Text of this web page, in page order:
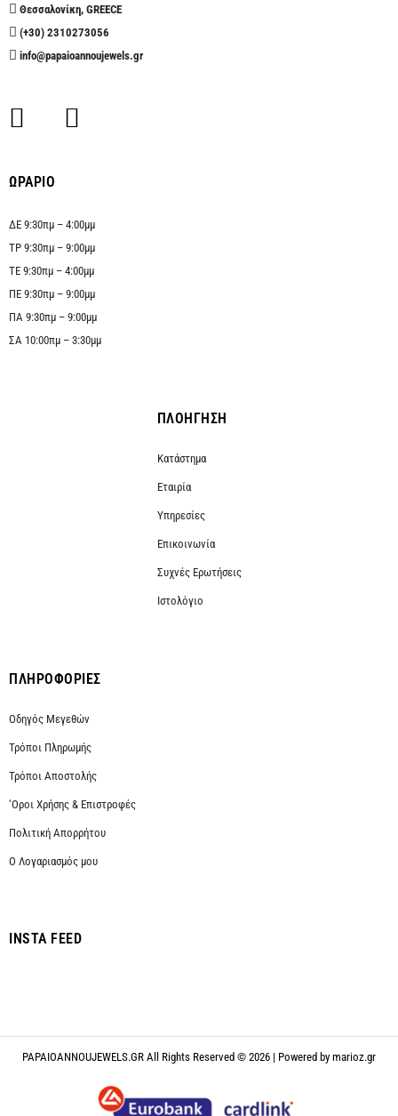
Θεσσαλονίκη, GREECE
(+30) 2310273056
info@papaioannoujewels.gr
ΩΡΑΡΙΟ
ΔΕ 9:30πμ – 4:00μμ
ΤΡ 9:30πμ – 9:00μμ
ΤΕ 9:30πμ – 4:00μμ
ΠΕ 9:30πμ – 9:00μμ
ΠΑ 9:30πμ – 9:00μμ
ΣΑ 10:00πμ – 3:30μμ
ΠΛΟΗΓΗΣΗ
Κατάστημα
Εταιρία
Υπηρεσίες
Επικοινωνία
Συχνές Ερωτήσεις
Ιστολόγιο
ΠΛΗΡΟΦΟΡΙΕΣ
Οδηγός Μεγεθών
Τρόποι Πληρωμής
Τρόποι Αποστολής
‘Οροι Χρήσης & Επιστροφές
Πολιτική Απορρήτου
Ο Λογαριασμός μου
INSTA FEED
PAPAIOANNOUJEWELS.GR All Rights Reserved © 2026 | Powered by marioz.gr